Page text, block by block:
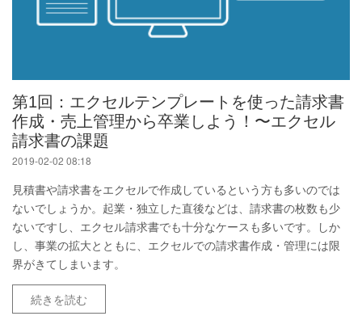
第1回：エクセルテンプレートを使った請求書
作成・売上管理から卒業しよう！〜エクセル
請求書の課題
2019-02-02 08:18
見積書や請求書をエクセルで作成しているという方も多いのでは
ないでしょうか。起業・独立した直後などは、請求書の枚数も少
ないですし、エクセル請求書でも十分なケースも多いです。しか
し、事業の拡大とともに、エクセルでの請求書作成・管理には限
界がきてしまいます。
続きを読む